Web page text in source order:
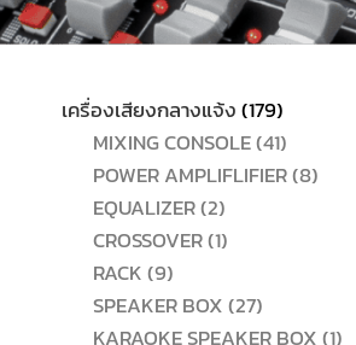
เครื่องเสียงกลางแจ้ง 179179
สินค้า
MIXING CONSOLE 4141
สินค้า
POWER AMPLIFLIFIER 88
EQUALIZER 22
สินค้า
CROSSOVER 11
RACK 99
สินค้า
SPEAKER BOX 2727
สินค้า
KARAOKE SPEAKER BOX 11